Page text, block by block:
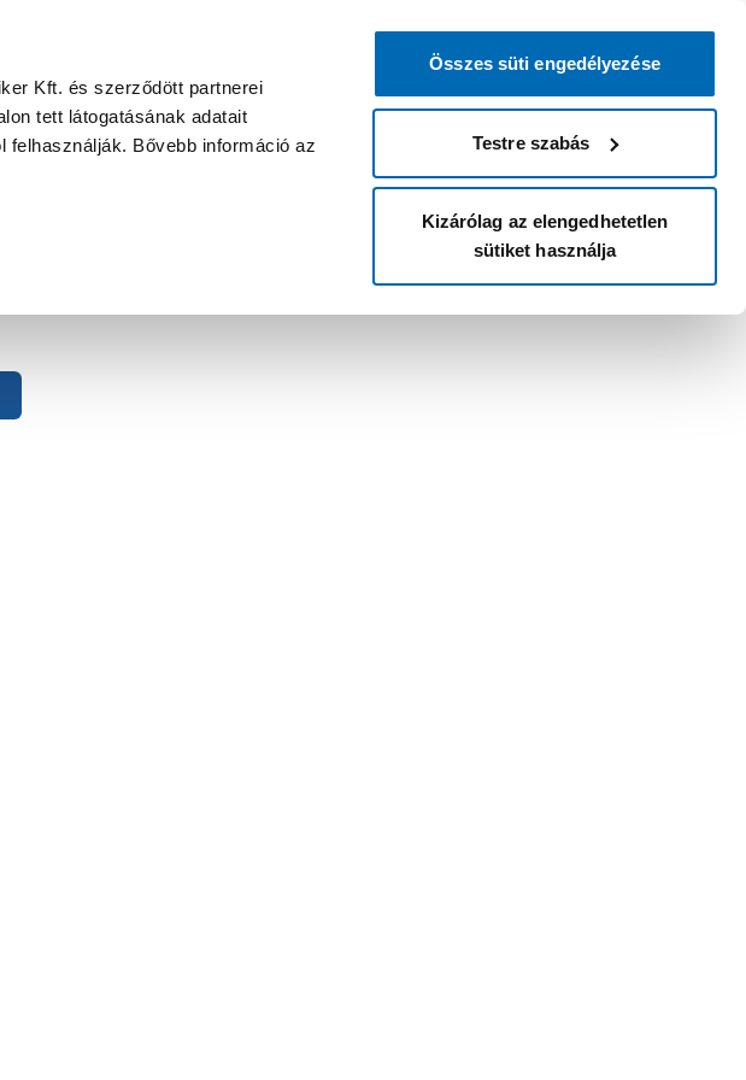
Kft. és szerződött partnerei
tett látogatásának adatait
Bővebb információ az
Összes süti engedélyezése
Testre szabás
Kizárólag az elengedhetetlen
sütiket használja